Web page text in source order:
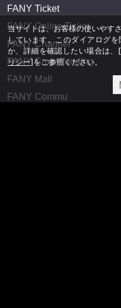
FANY Ticket
FANY Online Ticket
FANY Channel
FANY Crowdfunding
FANY Mall
FANY Commu
当サイトは、お客様の使いやす
しています。このダイアログ
か、詳細を確認したい場合は、
リシー]をご参照ください。